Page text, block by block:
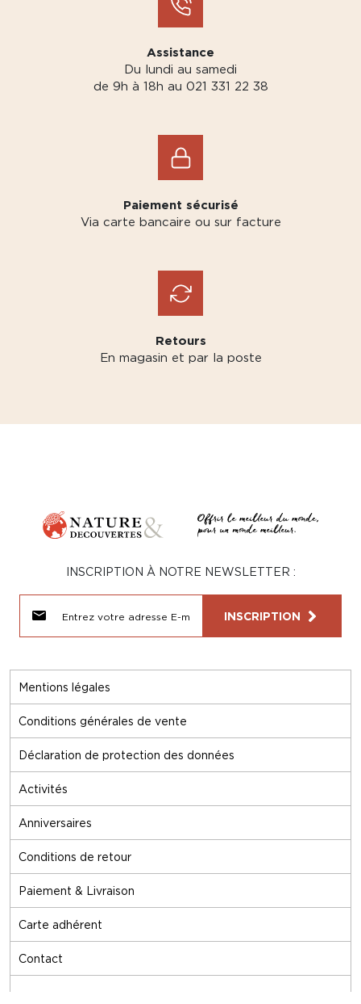
Assistance
Du lundi au samedi
de 9h à 18h au 021 331 22 38
Paiement sécurisé
Via carte bancaire ou sur facture
Retours
En magasin et par la poste
Mentions légales
Conditions générales de vente
Déclaration de protection des données
Activités
Anniversaires
Conditions de retour
Paiement & Livraison
Carte adhérent
Contact
INSCRIPTION À NOTRE NEWSLETTER :
INSCRIPTION